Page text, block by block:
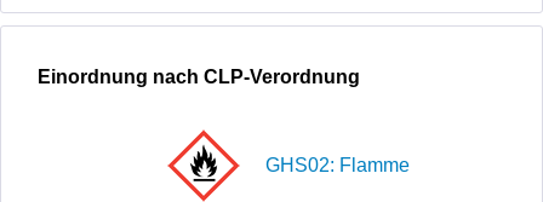
Einordnung nach CLP-Verordnung
GHS02: Flamme